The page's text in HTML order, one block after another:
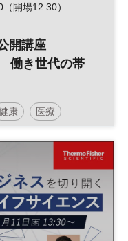
開場12:30）
開講座
働き世代の帯
康 医療
開催